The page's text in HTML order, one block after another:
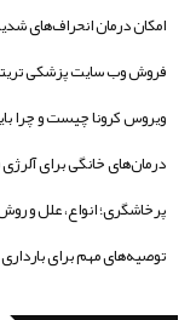
امکان درمان انحراف‌های
فروش وب سایت پزشکی
ویروس کرونا چیست و چرا
درمان‌های خانگی برای
پرخاشگری؛ انواع، علل و
توصیه‌های مهم برای